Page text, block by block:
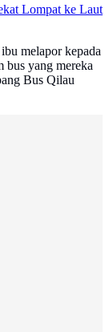
Lompat ke Laut
melapor kepada
bus yang mereka
Bus Qilau